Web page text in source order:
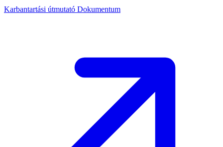
Karbantartási útmutató Dokumentum